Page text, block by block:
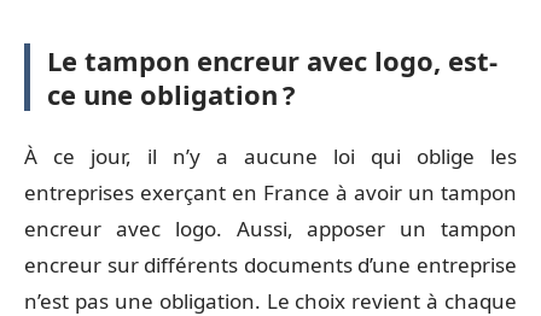
Le tampon encreur avec logo, est-
ce une obligation ?
À ce jour, il n’y a aucune loi qui oblige les
entreprises exerçant en France à avoir un tampon
encreur avec logo. Aussi, apposer un tampon
encreur sur différents documents d’une entreprise
n’est pas une obligation. Le choix revient à chaque